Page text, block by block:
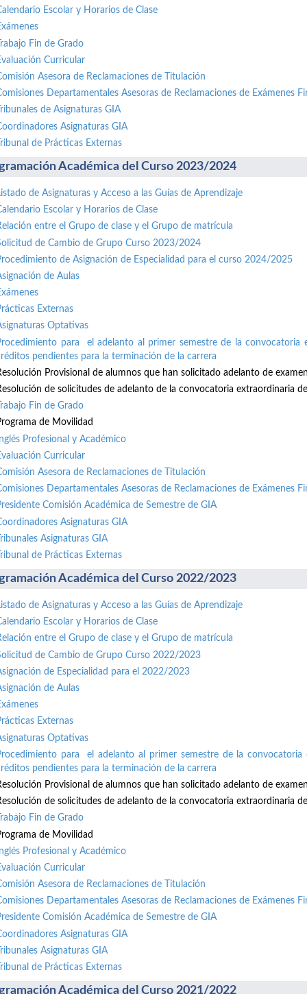
Escolar y Horarios de Clase
Fin de Grado
Curricular
Asesora de Reclamaciones de Titulación
Departamentales Asesoras de Reclamaciones de Exámenes
de Asignaturas GIA
Asignaturas GIA
de Prácticas Externas
Académica del Curso 2023/2024
de Asignaturas y Acceso a las Guías de Aprendizaje
Escolar y Horarios de Clase
entre el Grupo de clase y el Grupo de matrícula
de Cambio de Grupo Curso 2023/2024
de Asignación de Especialidad para el curso 2024/2025
de Aulas
Externas
Optativas
para el adelanto al primer semestre de la
pendientes para la terminación de la carrera
Provisional de alumnos que han solicitado adelanto de examen
de solicitudes de adelanto de la convocatoria extraordinaria
Fin de Grado
de Movilidad
Profesional y Académico
Curricular
Asesora de Reclamaciones de Titulación
Departamentales Asesoras de Reclamaciones de Exámenes
Comisión Académica de Semestre de GIA
Asignaturas GIA
Asignaturas GIA
de Prácticas Externas
Académica del Curso 2022/2023
de Asignaturas y Acceso a las Guías de Aprendizaje
Escolar y Horarios de Clase
entre el Grupo de clase y el Grupo de matrícula
de Cambio de Grupo Curso 2022/2023
de Especialidad para el 2022/2023
de Aulas
Externas
Optativas
para el adelanto al primer semestre de la
pendientes para la terminación de la carrera
Provisional de alumnos que han solicitado adelanto de examen
de solicitudes de adelanto de la convocatoria extraordinaria
Fin de Grado
de Movilidad
Profesional y Académico
Curricular
Asesora de Reclamaciones de Titulación
Departamentales Asesoras de Reclamaciones de Exámenes
Comisión Académica de Semestre de GIA
Asignaturas GIA
Asignaturas GIA
de Prácticas Externas
Académica del Curso 2021/2022